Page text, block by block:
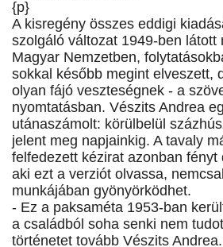
{p}
A kisregény összes eddigi
szolgáló változat 1949-ben látott
Magyar Nemzetben,
sokkal később megint elveszett,
olyan fájó veszteségnek - a
nyomtatásban. Vészits Andrea
utánaszámolt: körülbelül
jelent meg napjainkig. A tavaly
felfedezett kézirat azonban
aki ezt a verziót olvassa,
munkájában gyönyörködhet.
- Ez a paksaméta 1953-ban
a családból soha senki nem
történetet tovább Vészits